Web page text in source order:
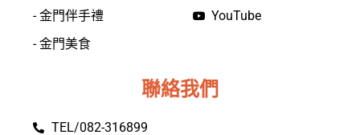
- 金門伴手禮
- 金門美食
YouTube
聯絡我們
TEL/082-316899